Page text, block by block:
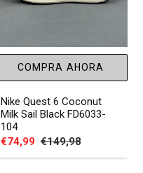
COMPRA AHORA
Nike Quest 6 Coconut
Milk Sail Black FD6033-
104
Precio
de
€74,99 Precio
habitual
€149,98